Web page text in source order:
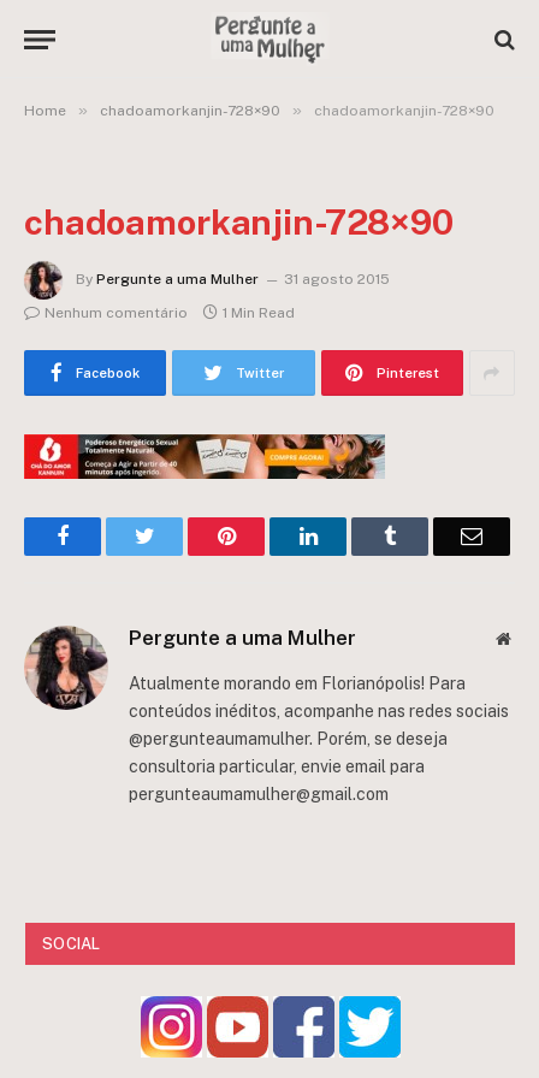
Home » chadoamorkanjin-728×90 » chadoamorkanjin-728×90
chadoamorkanjin-728×90
By Pergunte a uma Mulher
31 agosto 2015
Nenhum comentário
1 Min Read
Facebook Twitter Pinterest
FacebookTwitter Pinterest LinkedInTumblr Email
Pergunte a uma Mulher
Atualmente morando em Florianópolis! Para
conteúdos inéditos, acompanhe nas redes sociais
@pergunteaumamulher. Porém, se deseja
consultoria particular, envie email para
pergunteaumamulher@gmail.com
SOCIAL